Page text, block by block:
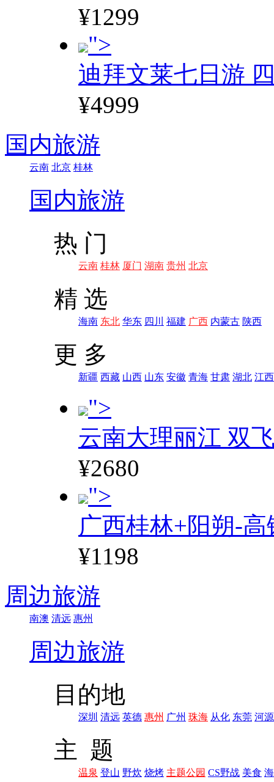
¥1299
">
迪拜文莱七日游
¥4999
国内旅游
云南 北京 桂林
国内旅游
热 门
云南 桂林 厦门 湖南 贵州 北京
精 选
海南 东北 华东 四川 福建 广西 内蒙古 陕西
更 多
新疆 西藏 山西 山东 安徽 青海 甘肃 湖北 江西
">
云南大理丽江 双
¥2680
">
广西桂林+阳朔-高
¥1198
周边旅游
南澳 清远 惠州
周边旅游
目的地
深圳 清远 英德 惠州 广州 珠海 从化 东莞 河源
主 题
温泉 登山 野炊 烧烤 主题公园 CS野战 美食